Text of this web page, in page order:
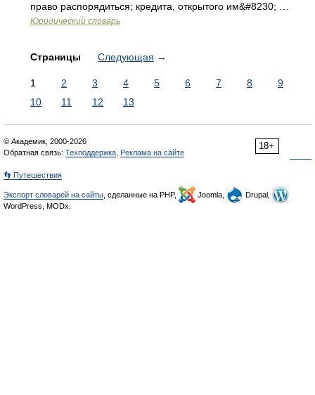
право распорядиться; кредита, открытого им&#8230; …
Юридический словарь
Страницы Следующая →
1 2 3 4 5 6 7 8
9
10
11 12 13
18+
© Академик, 2000-2026
Обратная связь: Техподдержка Реклама на сайте
👣 Путешествия
Экспорт словарей на сайты , сделанные на PHP, Joomla,
Drupal,
WordPress, MODx.